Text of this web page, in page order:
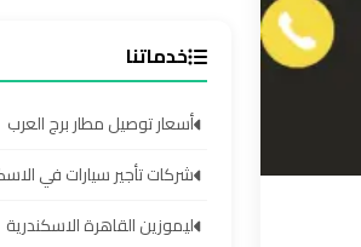
خدماتنا
أسعار توصيل مطار برج العرب
شركات تأجير سيارات في
ليموزين القاهرة الاسكندرية